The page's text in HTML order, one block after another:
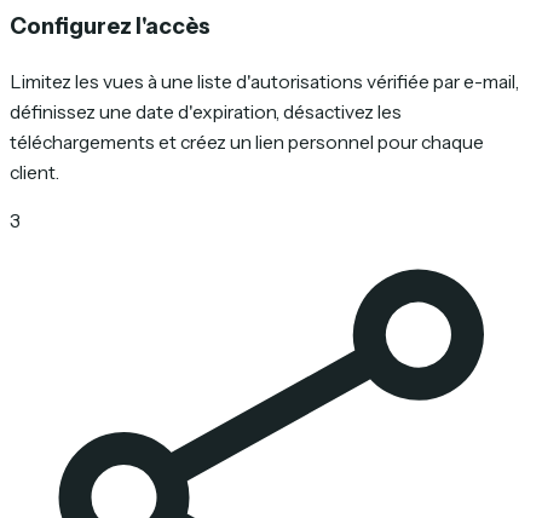
Configurez l'accès
Limitez les vues à une liste d'autorisations vérifiée par e-mail,
définissez une date d'expiration, désactivez les
téléchargements et créez un lien personnel pour chaque
client.
3